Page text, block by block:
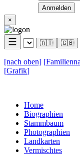
×
☰ 🇦🇹 🇬🇧
[nach oben] [
[Grafik]
Home
Biographien
Stammbaum
Photographien
Landkarten
Vermischtes